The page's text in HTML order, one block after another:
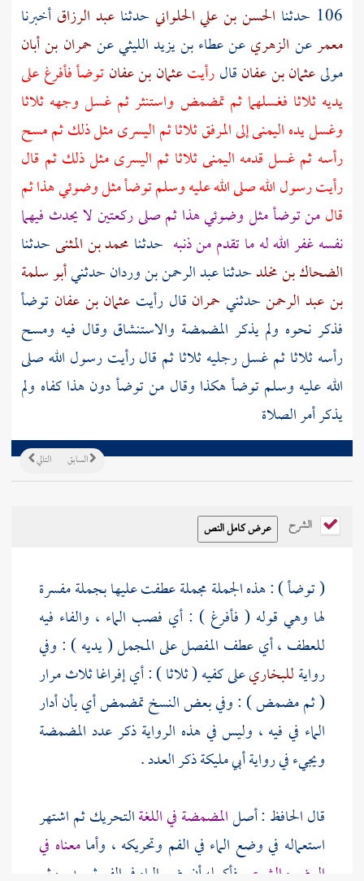
106 حدثنا
الحسن بن علي الحلواني حدثناعبد الرزاق أخبرنا
معمرعن الزهريعنعطاء بن يزيد الليثيعنحمران بن أبان
مولىعثمان بن عفانقالرأيتعثمان بن عفانتوضأ فأفرغ على
يديه ثلاثا فغسلهما ثم تمضمض واستنثر ثم غسل وجهه ثلاثا
وغسل يده اليمنى إلى المرفق ثلاثا ثم اليسرى مثل ذلك ثم مسح
رأسه ثم غسل قدمه اليمنى ثلاثا ثم اليسرى مثل ذلك ثم قال
رأيت رسول الله صلى الله عليه وسلم توضأ مثل وضوئي هذا ثم
قالمن توضأ مثل وضوئي هذا ثم صلى ركعتين لا يحدث فيهما
نفسه غفر الله له ما تقدم من ذنبه حدثنا محمد بن المثنىحدثنا
الضحاك بن مخلدحدثناعبد الرحمن بن وردانحدثنيأبو سلمة
بن عبد الرحمنحدثني حمران قال رأيت عثمان بن عفان توضأ
فذكر نحوه ولم يذكر المضمضة والاستنشاق وقال فيه ومسح
رأسه ثلاثا ثم غسل رجليه ثلاثا ثم قال رأيت رسول الله صلى
الله عليه وسلم توضأ هكذا وقال من توضأ دون هذا كفاه ولم
يذكر أمر الصلاة
التالي السابق
الشرح
( توضأ ) : هذه الجملة مجملة عطفت عليها بجملة مفسرة
لها وهي قوله ( فأفرغ ) : أي فصب الماء ، والفاء فيه
للعطف ، أي عطف المفصل على المجمل ( يديه ) : وفي
روايةللبخاريعلى كفيه ( ثلاثا ) : أي إفراغا ثلاث مرار
( ثم مضمض ) : وفي بعض النسخ تمضمض أي بأن أدار
الماء في فيه ، وليس في هذه الرواية ذكر عدد المضمضة
ويجيء في روايةأبي مليكةذكر العدد .
قال الحافظ : أصلالمضمضة في اللغةالتحريك ثم اشتهر
استعماله في وضع الماء في الفم وتحريكه ، وأمامعناه في
الوضوء الشرعي فأكمله أن يضع الماء في الفم ثم يديره ثم